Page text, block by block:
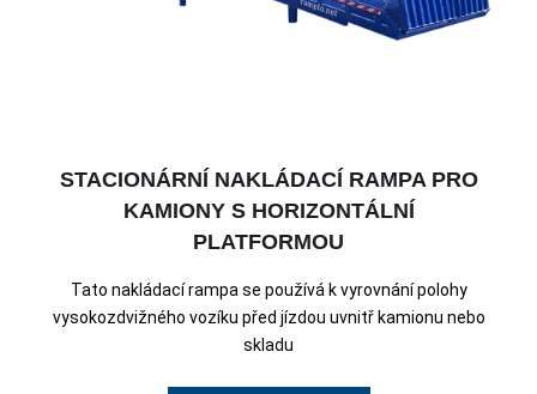
STACIONÁRNÍ NAKLÁDACÍ RAMPA PRO
KAMIONY S HORIZONTÁLNÍ
PLATFORMOU
Tato nakládací rampa se používá k vyrovnání polohy
vysokozdvižného vozíku před jízdou uvnitř kamionu nebo
skladu